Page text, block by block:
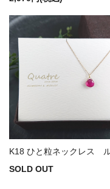
K18 ひと粒ネックレス
SOLD OUT